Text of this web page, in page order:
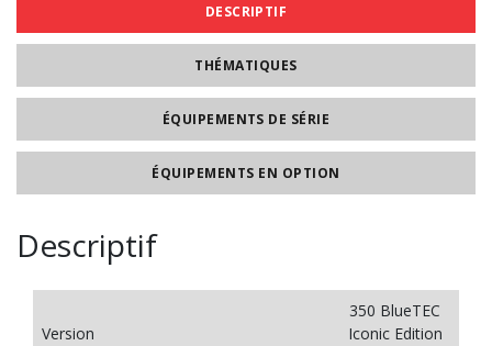
DESCRIPTIF
THÉMATIQUES
ÉQUIPEMENTS DE SÉRIE
ÉQUIPEMENTS EN OPTION
Descriptif
Version
350 BlueTEC
Iconic Edition